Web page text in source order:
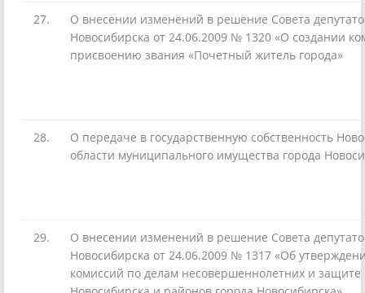
27.
О внесении изменений в решение Совета
Новосибирска от 24.06.2009 № 1320 «О создании
присвоению звания «Почетный житель города»
28.
О передаче в государственную собственность
области муниципального имущества города
29.
О внесении изменений в решение Совета
Новосибирска от 24.06.2009 № 1317 «Об
комиссий по делам несовершеннолетних и защите